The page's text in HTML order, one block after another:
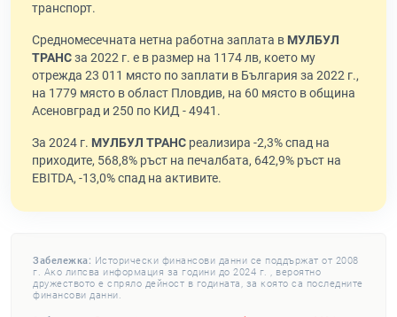
транспорт.
Средномесечната нетна работна заплата в МУЛБУЛ
ТРАНСза 2022 г. е в размер на 1174 лв, което му
отрежда 23 011 място по заплати в България за 2022 г.,
на 1779 място в област Пловдив, на 60 място в община
Асеновград и 250 по КИД - 4941.
За 2024 г. МУЛБУЛ ТРАНС реализира -2,3% спад на
приходите, 568,8% ръст на печалбата, 642,9% ръст на
EBITDA, -13,0% спад на активите.
Забележка: Исторически финансови данни се поддържат от 2008
г. Ако липсва информация за години до 2024 г. , вероятно
дружеството е спряло дейност в годината, за която са последните
финансови данни.